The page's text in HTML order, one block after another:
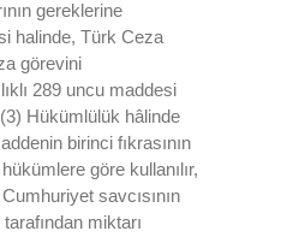
gereklerine
halinde, Türk Ceza
görevini
289 uncu maddesi
Hükümlülük hâlinde
birinci fıkrasının
göre kullanılır,
savcısının
miktarı